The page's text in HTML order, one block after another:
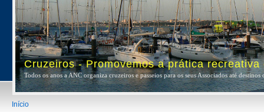
Cruzeiros - Promovemos a prática
Todos os anos a ANC organiza cruzeiros e passeios para os seus Associados até
You are here
Início